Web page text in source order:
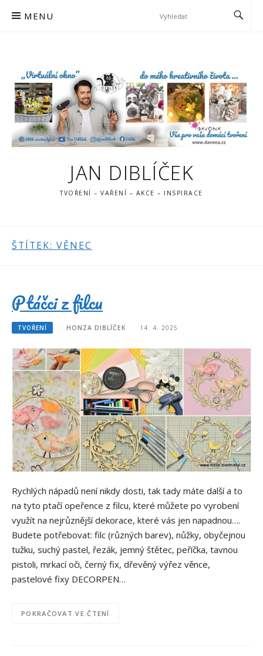
MENU
JAN DIBLÍČEK
TVOŘENÍ – VAŘENÍ – AKCE – INSPIRACE
ŠTÍTEK: VĚNEC
Ptáčci z filcu
TVOŘENÍ HONZA DIBLÍČEK 14. 4. 2025
Rychlých nápadů není nikdy dosti, tak tady máte další a to
na tyto ptačí opeřence z filcu, které můžete po vyrobení
využít na nejrůznější dekorace, které vás jen napadnou….
Budete potřebovat: filc (různých barev), nůžky, obyčejnou
tužku, suchý pastel, řezák, jemný štětec, peříčka, tavnou
pistoli, mrkací oči, černý fix, dřevěný výřez věnce,
pastelové fixy DECORPEN…
POKRAČOVAT VE ČTENÍ